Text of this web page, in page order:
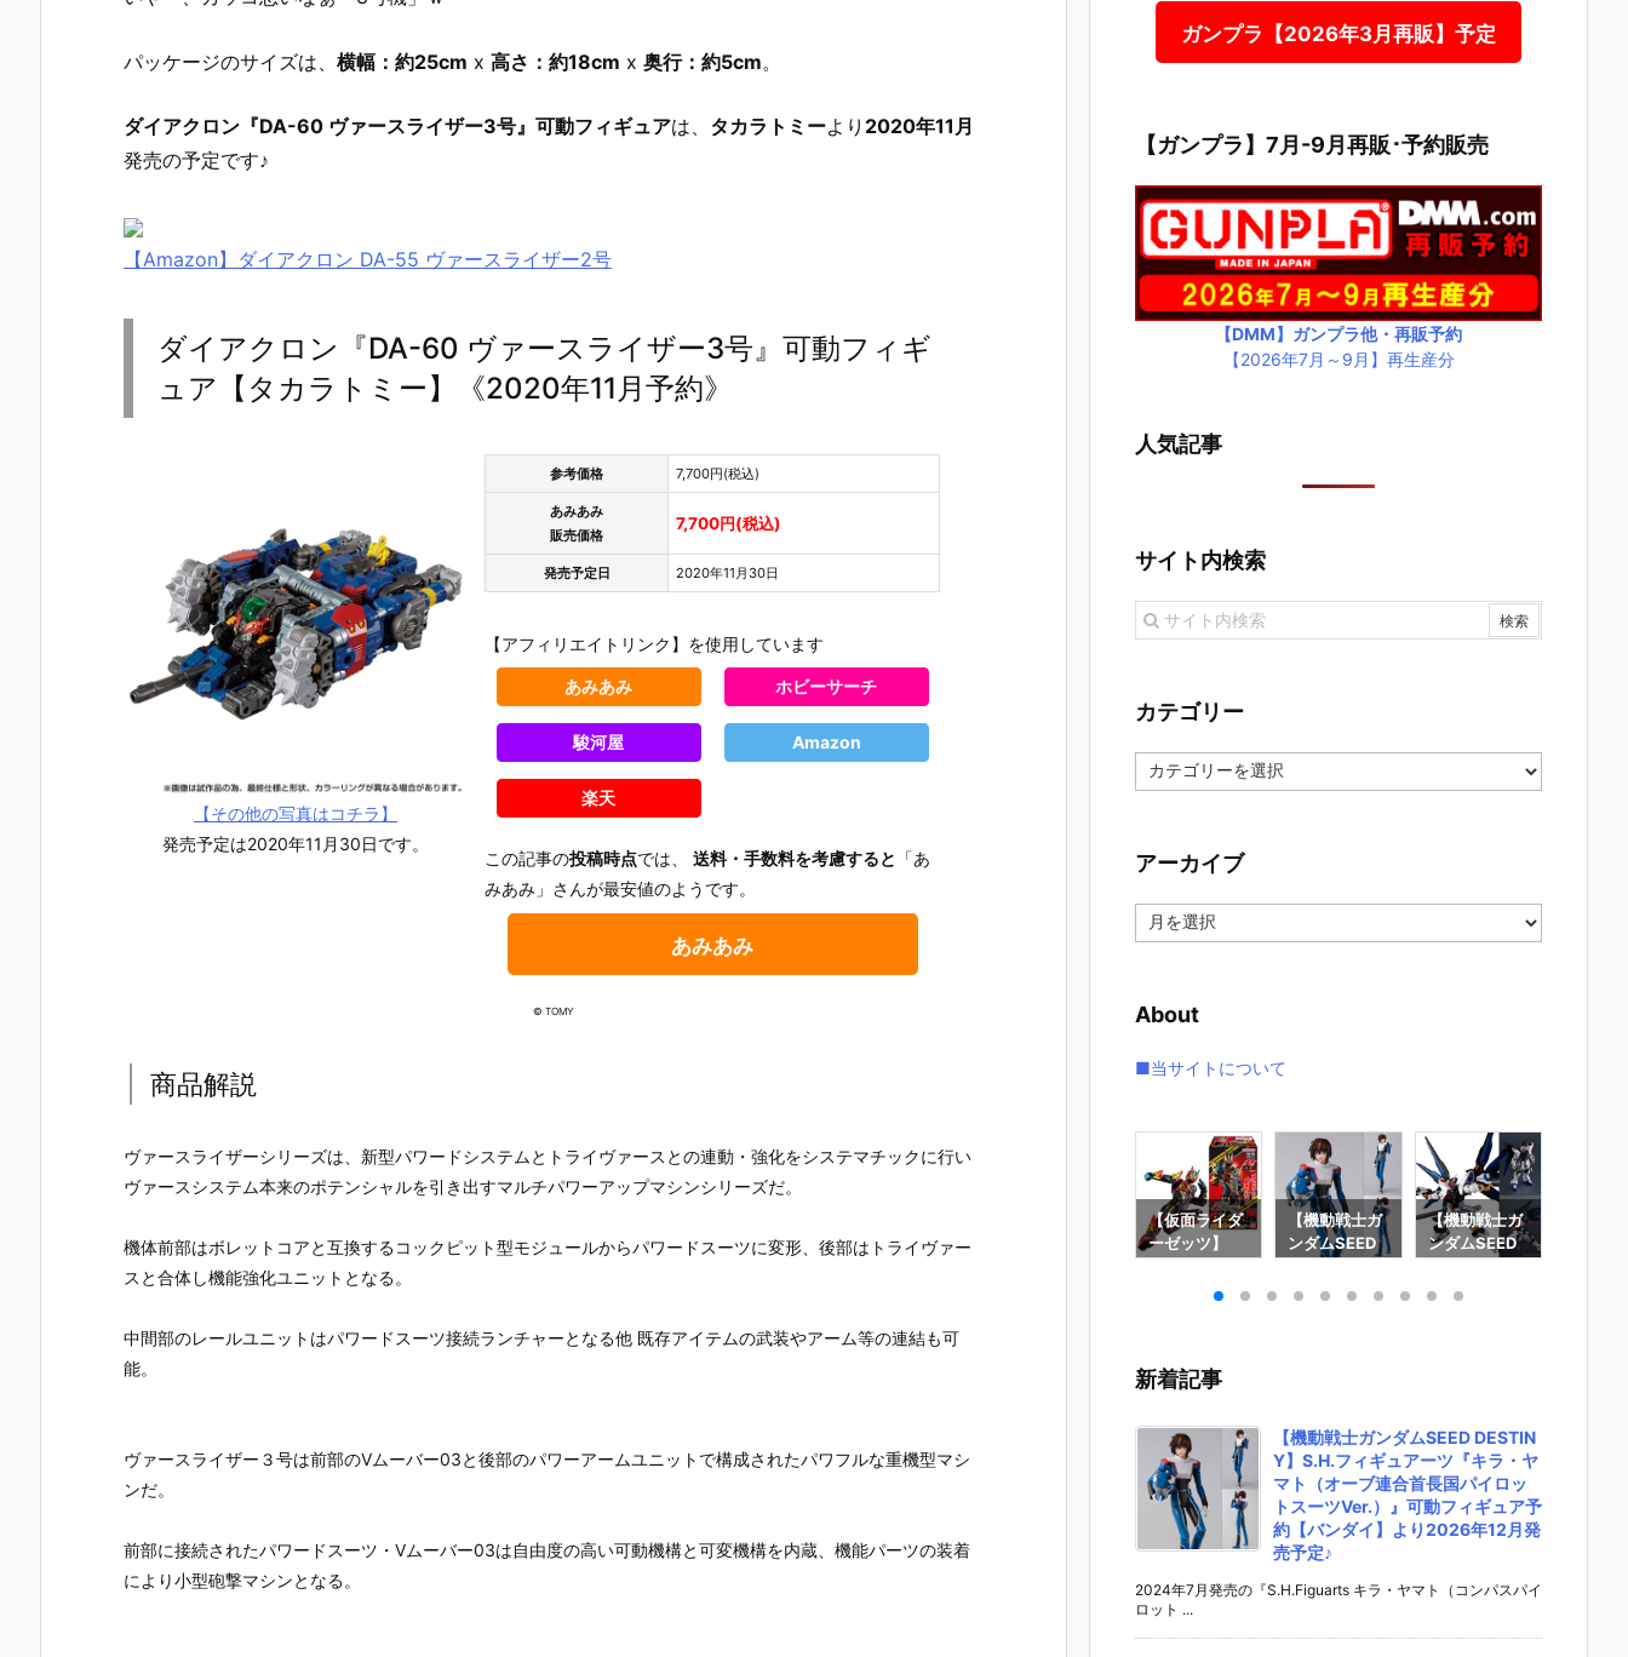
パッケージのサイズは、 横幅：約25cm x 高さ：約18cm x 奥行：約5cm。
ダイアクロン『DA-60 ヴァースライザー3号』可動フィギュアは、 タカラトミーより 2020年11月
発売の予定です♪
【Amazon】ダイアクロン DA-55 ヴァースライザー2号
ダイアクロン『DA-60 ヴァースライザー3号』可動フィギ
ュア【タカラトミー】《2020年11月予約》
【その他の写真はコチラ】
発売予定は2020年11月30日です。
参考価格 7,700円(税込)
あみあみ
販売価格
7,700円(税込)
発売予定日 2020年11月30日
【アフィリエイトリンク】を使用しています
あみあみ ホビーサーチ
駿河屋 Amazon
楽天
この記事の投稿時点では、送料・手数料を考慮すると 「あ
みあみ」さんが最安値のようです。
あみあみ
© TOMY
商品解説
ヴァースライザーシリーズは、新型パワードシステムとトライヴァースとの連動・強化をシステマチックに行い
ヴァースシステム本来のポテンシャルを引き出すマルチパワーアップマシンシリーズだ。
機体前部はボレットコアと互換するコックピット型モジュールからパワードスーツに変形、後部はトライヴァー
スと合体し機能強化ユニットとなる。
中間部のレールユニットはパワードスーツ接続ランチャーとなる他 既存アイテムの武装やアーム等の連結も可
能。
ヴァースライザー３号は前部のVムーバー03と後部のパワーアームユニットで構成されたパワフルな重機型マシ
ンだ。
前部に接続されたパワードスーツ・Vムーバー03は自由度の高い可動機構と可変機構を内蔵、機能パーツの装着
により小型砲撃マシンとなる。
ガンプラ【2026年3月再販】予定
【ガンプラ】7月-9月再販･予約販売
【DMM】ガンプラ他・再販予約
【2026年7月～9月】再生産分
人気記事
サイト内検索
カテゴリー
カ
テ
ー
アーカイブ
ー
ブ
About
■当サイトについて
隊】ROBOT
魂『フチコ
マ』THE GH
SHELL 可動フ
隊】S.H.フィ
ギュアーツ
『草薙素子』
IN THE SHEL
売予定♪
ィ】超合金魂
約【バンダ
トレイバー E
（AV-98Plu
7年1月発売予
超合金魂『G
ンBOX』可動
定♪
コン・バトラ
ーV6』変形
予定♪
【仮面ライダ
ーゼッツ】
イダーゼッツ
ード』食玩フ
【バンダイ】
より2026年8
月3日発売♪
【機動戦士ガ
ンダムSEED
S.H.フィギュ
r.）』可動フ
ィギュア予約
【バンダイ】
より2026年1
2月発売予定♪
【機動戦士ガ
ンダムSEED
UNDAM UNI
フリーダムガ
ンダム』可動
フィギュア予
約【バンダ
イ】より202
6年12月発売
新着記事
【機動戦士ガンダムSEED DESTIN
Y】S.H.フィギュアーツ『キラ・ヤ
マト（オーブ連合首長国パイロッ
トスーツVer.）』可動フィギュア予
約【バンダイ】より2026年12月発
売予定♪
2024年7月発売の『S.H.Figuarts キラ・ヤマト（コンパスパイ
ロット ...